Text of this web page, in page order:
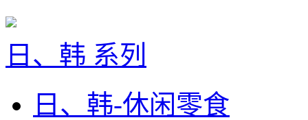
日、韩 系列
日、韩-休闲零食